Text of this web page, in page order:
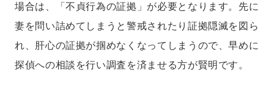
場合は、「不貞行為の証拠」が必要となります。先に
妻を問い詰めてしまうと警戒されたり証拠隠滅を図ら
れ、肝心の証拠が掴めなくなってしまうので、早めに
探偵への相談を行い調査を済ませる方が賢明です。